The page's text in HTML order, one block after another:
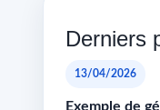
Derniers
13/04/2026
Exemple de